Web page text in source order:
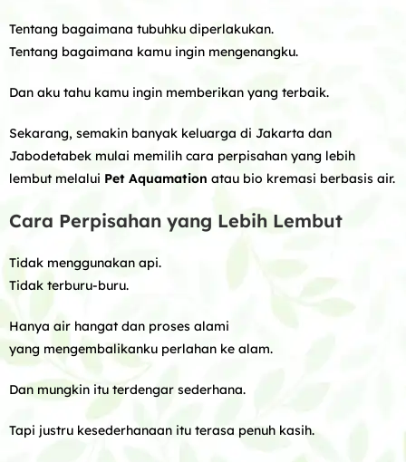
Tentang bagaimana tubuhku diperlakukan.
Tentang bagaimana kamu ingin mengenangku.
Dan aku tahu kamu ingin memberikan yang terbaik.
Sekarang, semakin banyak keluarga di Jakarta dan
Jabodetabek mulai memilih cara perpisahan yang lebih
lembut melalui Pet Aquamation atau bio kremasi berbasis air.
Cara Perpisahan yang Lebih Lembut
Tidak menggunakan api.
Tidak terburu-buru.
Hanya air hangat dan proses alami
yang mengembalikanku perlahan ke alam.
Dan mungkin itu terdengar sederhana.
Tapi justru kesederhanaan itu terasa penuh kasih.